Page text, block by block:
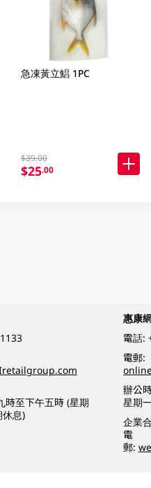
急凍黃立鯧 1PC
$39.00
$25.00
時至下午五時 (星期
息)
惠康
電話:
電郵:
辦公
星期
企業
電
郵: